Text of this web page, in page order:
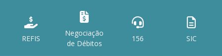
REFIS
Negociação
de Débitos
156 SIC